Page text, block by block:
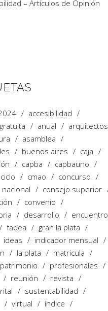
– Artículos de Opinión
accesibilidad
anual
arquitectos
asamblea
buenos aires
caja
capba
capbauno
ciclo cmao
concurso
consejo superior
convenio
desarrollo
encuentro
fadea
gran la plata
ideas
indicador mensual
la plata
matricula
patrimonio
profesionales
reunión
revista
sustentabilidad
virtual índice